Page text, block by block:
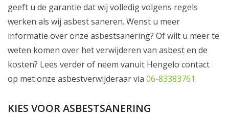
geeft u de garantie dat wij volledig volgens regels
werken als wij asbest saneren. Wenst u meer
informatie over onze asbestsanering? Of wilt u meer te
weten komen over het verwijderen van asbest en de
kosten? Lees verder of neem vanuit Hengelo contact
op met onze asbestverwijderaar via 06-83383761.
KIES VOOR ASBESTSANERING